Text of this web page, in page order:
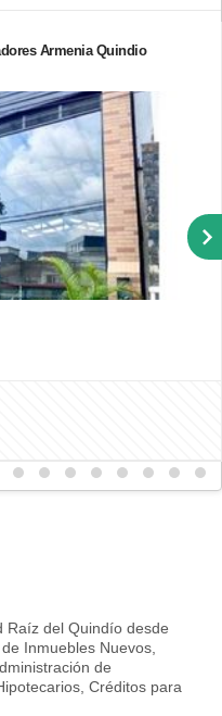
Armenia Quindio
Raíz del Quindío desde
Inmuebles Nuevos,
de
Créditos para